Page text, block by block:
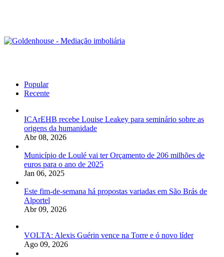
Popular
Recente
ICArEHB recebe Louise Leakey para seminário sobre as
origens da humanidade
Abr 08, 2026
Município de Loulé vai ter Orçamento de 206 milhões de
euros para o ano de 2025
Jan 06, 2025
Este fim-de-semana há propostas variadas em São Brás de
Alportel
Abr 09, 2026
VOLTA: Alexis Guérin vence na Torre e ó novo líder
Ago 09, 2026